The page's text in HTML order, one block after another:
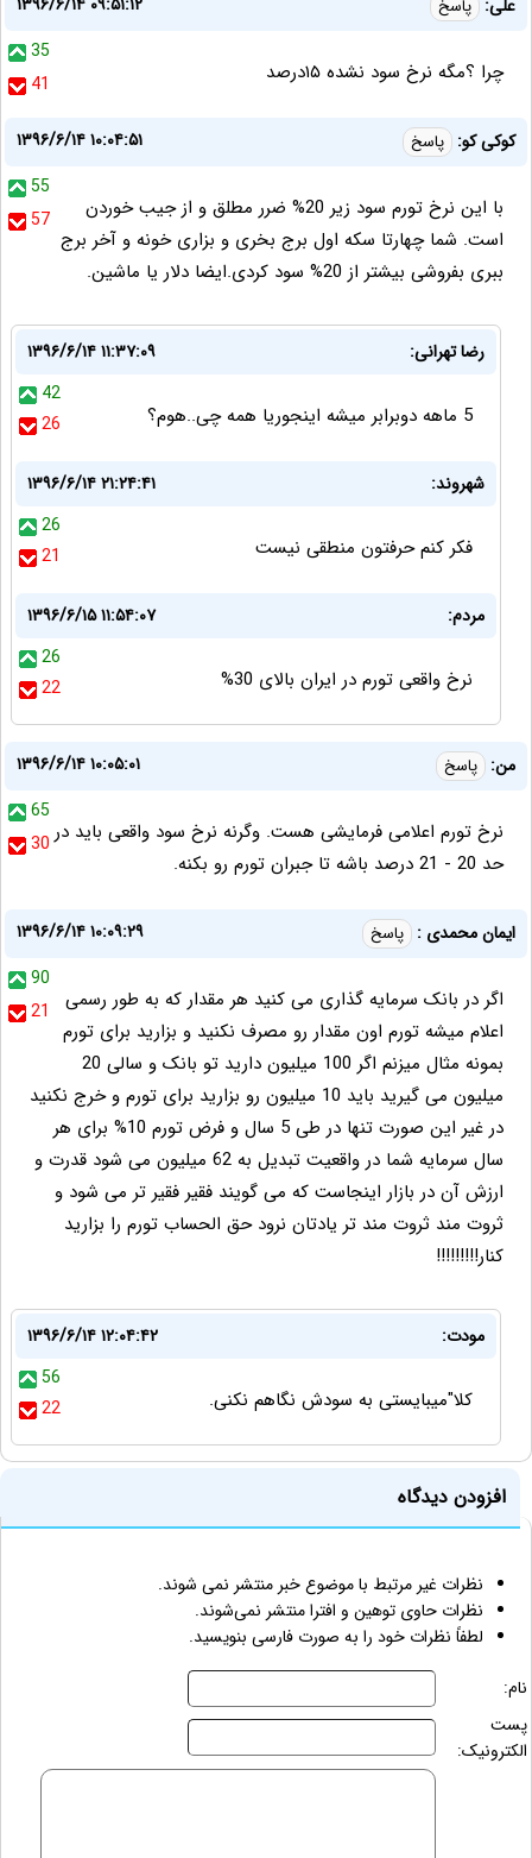
علی: پاسخ
35
41
چرا ؟مگه نرخ سود نشده ۱۵درصد
کوکی کو: پاسخ
۱۳۹۶/۶/۱۴ ۱۰:۰۴:۵۱
55
57
با این نرخ تورم سود زیر 20% ضرر مطلق و از جیب خوردن
است. شما چهارتا سکه اول برج بخری و بزاری خونه و آخر برج
ببری بفروشی بیشتر از 20% سود کردی.ایضا دلار یا ماشین.
رضا تهرانی:
۱۳۹۶/۶/۱۴ ۱۱:۳۷:۰۹
42
26
5 ماهه دوبرابر میشه اینجوریا همه چی..هوم؟
شهروند:
۱۳۹۶/۶/۱۴ ۲۱:۲۴:۴۱
26
21
فکر کنم حرفتون منطقی نیست
مردم:
۱۳۹۶/۶/۱۵ ۱۱:۵۴:۰۷
26
22
نرخ واقعی تورم در ایران بالای 30%
من: پاسخ
۱۳۹۶/۶/۱۴ ۱۰:۰۵:۰۱
65
30 نرخ تورم اعلامی فرمایشی هست. وگرنه نرخ سود واقعی باید در
حد 20 - 21 درصد باشه تا جبران تورم رو بکنه.
ایمان محمدی : پاسخ
۱۳۹۶/۶/۱۴ ۱۰:۰۹:۲۹
90
21
اگر در بانک سرمایه گذاری می کنید هر مقدار که به طور رسمی
اعلام میشه تورم اون مقدار رو مصرف نکنید و بزارید برای تورم
بمونه مثال میزنم اگر 100 میلیون دارید تو بانک و سالی 20
میلیون می گیرید باید 10 میلیون رو بزارید برای تورم و خرج نکنید
در غیر این صورت تنها در طی 5 سال و فرض تورم 10% برای هر
سال سرمایه شما در واقعیت تبدیل به 62 میلیون می شود قدرت و
ارزش آن در بازار اینجاست که می گویند فقیر فقیر تر می شود و
ثروت مند ثروت مند تر یادتان نرود حق الحساب تورم را بزارید
کنار!!!!!!!!!
مودت:
۱۳۹۶/۶/۱۴ ۱۲:۰۴:۴۲
56
22
کلا"میبایستی به سودش نگاهم نکنی.
افزودن دیدگاه
نظرات غیر مرتبط با موضوع خبر منتشر نمی شوند.
نظرات حاوی توهین و افترا منتشر نمی‌شوند.
لطفاً نظرات خود را به صورت فارسی بنویسید.
نام:
پست
الکترونیک: